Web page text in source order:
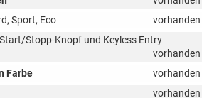
Sport, Eco
vorhanden
Stopp-Knopf und Keyless Entry
vorhanden
Farbe
vorhanden
vorhanden